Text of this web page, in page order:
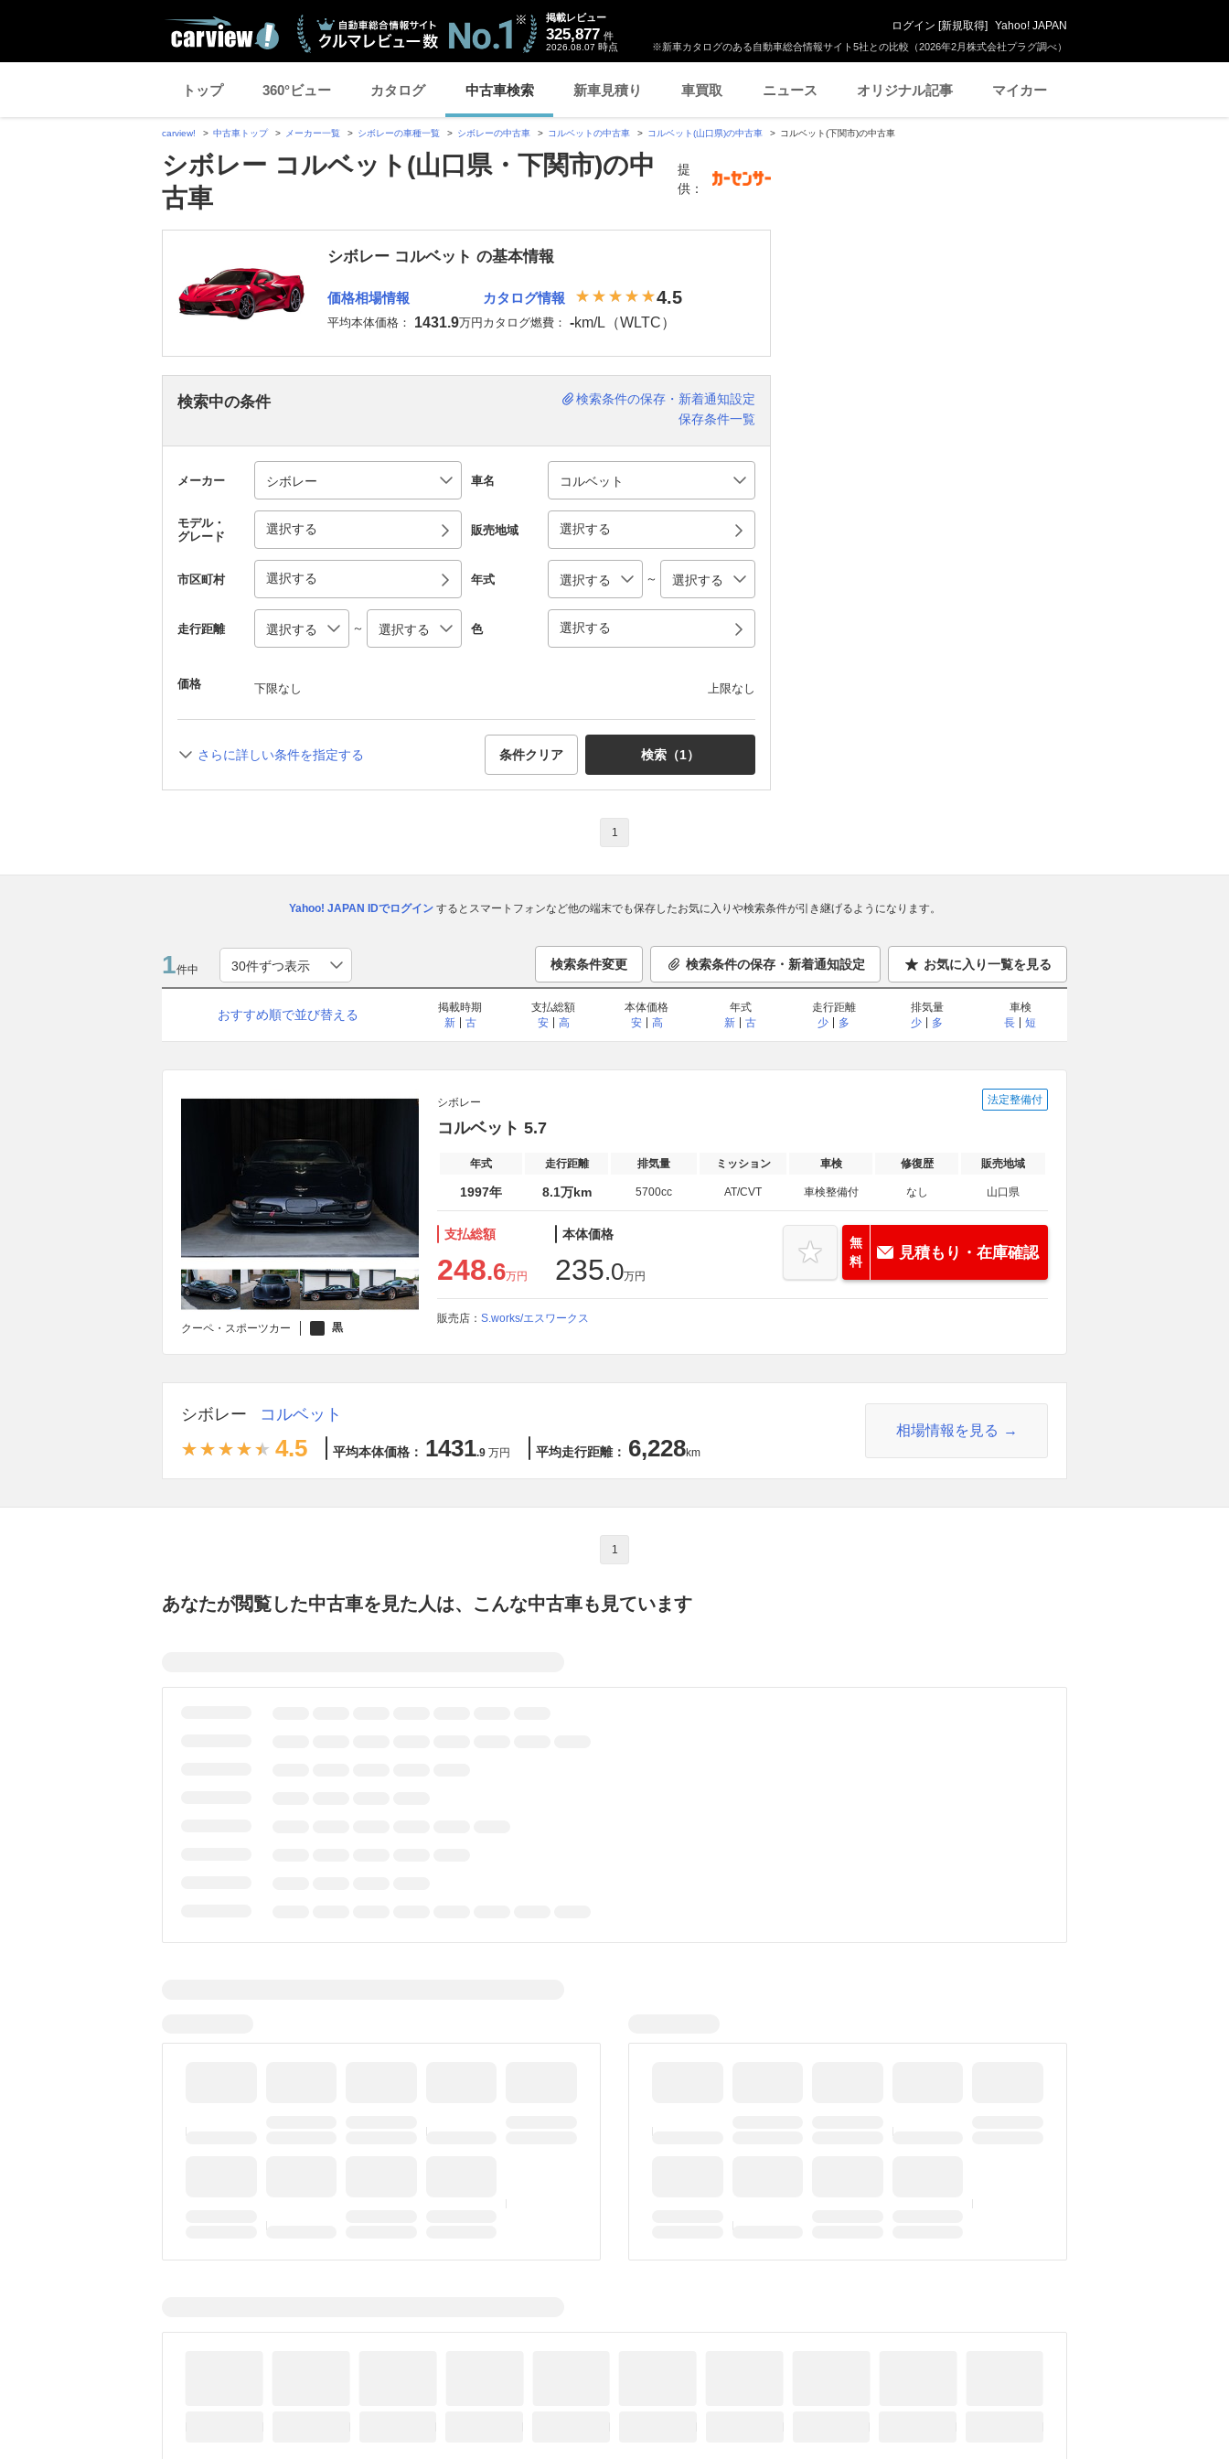
※新車カタログのある自動車総合情報サイト5社との比較（2026年2月株式会社プラグ調べ）
掲載レビュー
325,877 件
2026.08.07 時点
ログイン [新規取得] Yahoo! JAPAN
トップ 360°ビュー カタログ 中古車検索 新車見積り 車買取 ニュース オリジナル記事 マイカー
carview! 中古車トップ メーカー一覧 シボレーの車種一覧 シボレーの中古車 コルベットの中古車 コルベット(山口県)の中古車 コルベット(下関市)の中古車
シボレー コルベット(山口県・下関市)の中
古車
提
供：
シボレー コルベット の基本情報
価格相場情報
平均本体価格： 1431.9万円
カタログ情報 4.5
カタログ燃費： -km/L（WLTC）
検索中の条件
検索条件の保存・新着通知設定
保存条件一覧
メーカー 車名
モデル・
グレード
選択する 販売地域 選択する
市区町村 選択する 年式 ～
走行距離 ～ 色 選択する
価格 下限なし 上限なし
さらに詳しい条件を指定する 条件クリア 検索（1）
1
Yahoo! JAPAN IDでログインするとスマートフォンなど他の端末でも保存したお気に入りや検索条件が引き継げるようになります。
1件中 検索条件変更 検索条件の保存・新着通知設定 お気に入り一覧を見る
おすすめ順で並び替える
掲載時期
新
古
支払総額
安
高
本体価格
安
高
年式
新
古
走行距離
少
多
排気量
少
多
車検
長
短
クーペ・スポーツカー 黒
シボレー 法定整備付
コルベット 5.7
年式 走行距離 排気量 ミッション 車検 修復歴 販売地域
1997年 8.1万km 5700cc AT/CVT 車検整備付 なし 山口県
支払総額
248.6万円
本体価格
235.0万円
無
料
見積もり・在庫確認
販売店： S.works/エスワークス
シボレー コルベット
4.5 平均本体価格： 1431.9 万円 平均走行距離： 6,228km
相場情報を見る
1
あなたが閲覧した中古車を見た人は、こんな中古車も見ています